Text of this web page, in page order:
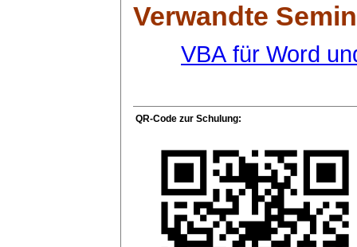
Verwandte
VBA für Word
QR-Code zur Schulung: